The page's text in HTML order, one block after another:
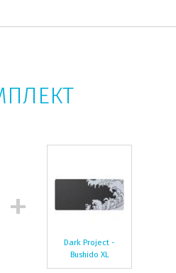
Dark Project -
Bushido XL